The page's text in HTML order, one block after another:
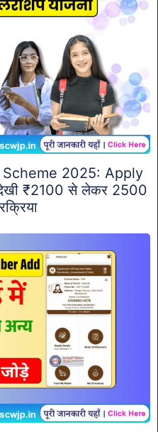
2025: Apply
₹2100 से लेकर 2500